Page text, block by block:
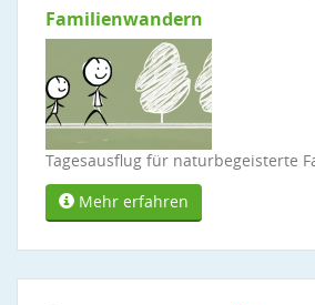
Familienwandern
Tagesausflug für naturbegeisterte
Mehr erfahren